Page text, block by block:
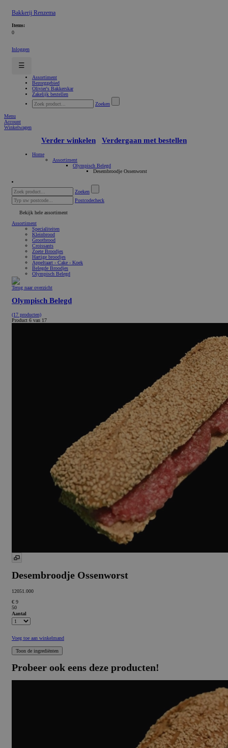
Bakkerij Renzema
Items:
0
Inloggen
☰
Assortiment
Bezorggebied
Olivier's Bakkerskar
Zakelijk bestellen
Zoeken
Menu
Account
Winkelwagen
Verder winkelen Verdergaan met bestellen
Home
Assortiment
Olympisch Belegd
Desembroodje Ossenworst
Zoeken
Postcodecheck
Bekijk hele assortiment
Assortiment
Specialiteiten
Kleinbrood
Grootbrood
Croissants
Zoete Broodjes
Hartige broodjes
Appeltaart - Cake - Koek
Belegde Broodjes
Olympisch Belegd
Terug naar overzicht
Olympisch Belegd
(17 producten)
Product 6 van 17
Desembroodje Ossenworst
12051.000
€ 9
50
Aantal
Voeg toe aan winkelmand
Probeer ook eens deze producten!